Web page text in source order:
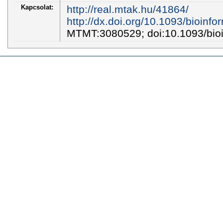
Kapcsolat:
http://real.mtak.hu/41864/
http://dx.doi.org/10.1093/
MTMT:3080529; doi:10.1093/